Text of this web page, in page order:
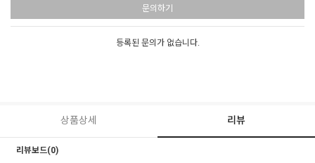
문의하기
등록된 문의가 없습니다.
상품상세 리뷰
리뷰보드(0)